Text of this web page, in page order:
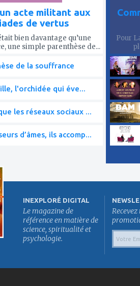
acte militant aux
de vertus
bien davantage qu’une
une simple parenthèse de...
de la souffrance
l'orchidée qui éve...
les réseaux sociaux ...
d’âmes, ils accomp...
Pour
INEXPLORÉ DIGITAL
Le magazine de
référence en matière de
science, spiritualité et
psychologie.